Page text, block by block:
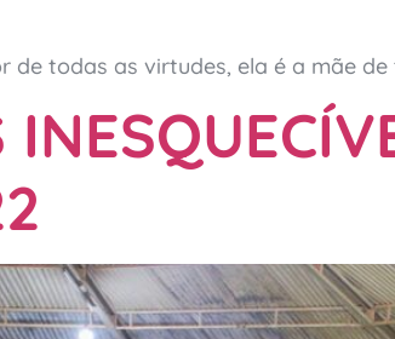
todas as virtudes, ela é a mãe de